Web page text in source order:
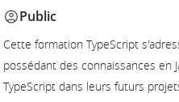
Public
Cette formation TypeScript
possédant des connaissances en
TypeScript dans leurs futurs